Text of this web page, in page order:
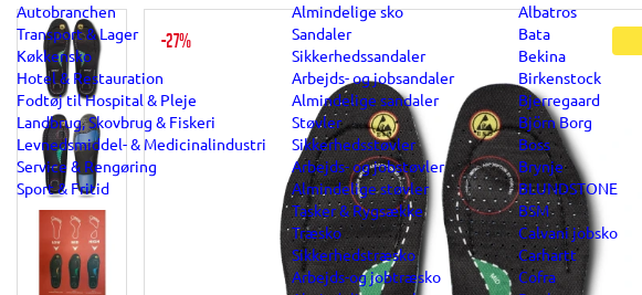
Autobranchen
Transport & Lager
Køkkensko
Hotel & Restauration
Fodtøj til Hospital & Pleje
Landbrug, Skovbrug & Fiskeri
Levnedsmiddel- & Medicinalindustri
Service & Rengøring
Sport & Fritid
Almindelige sko
Sandaler
Sikkerhedssandaler
Arbejds- og jobsandaler
Almindelige sandaler
Støvler
Sikkerhedsstøvler
Arbejds- og jobstøvler
Almindelige støvler
Tasker & Rygsække
Træsko
Sikkerhedstræsko
Arbejds-og jobtræsko
Albatros
Bata
Bekina
Birkenstock
Bjerregaard
Björn Borg
Boss
Brynje
BLUNDSTONE
BSM
Calvani jobsko
Carhartt
Cofra
-27%